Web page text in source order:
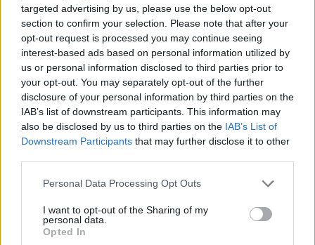
targeted advertising by us, please use the below opt-out
section to confirm your selection. Please note that after your
opt-out request is processed you may continue seeing
interest-based ads based on personal information utilized by
us or personal information disclosed to third parties prior to
your opt-out. You may separately opt-out of the further
disclosure of your personal information by third parties on the
IAB’s list of downstream participants. This information may
also be disclosed by us to third parties on the IAB’s List of
Downstream Participants that may further disclose it to other
Please note that this website/app uses one or more Google
not limited to your visit or usage behaviour. You may click to
grant or deny consent to Google and its third-party tags to
use your data for below specified purposes in below Google
Personal Data Processing Opt Outs
I want to opt-out of the Sharing of my
personal data.
Opted In
Προηγούμενο άρθρο
Λαδόπιτα Λευκάδος με
κανέλα της Αργυρώς
Μπαρμπαρίγου
Επόμενο άρθρο
Μηδενικές θερμίδες:
Λαχταριστό γλυκό ψυγείου με
βύσσινο – Έτοιμο σε
λιγότερο από 10 λεπτά!
ΠΕΡΙΣΣΟΤΕΡΑ ΑΠΟ ΤΟΝ ΔΗΜΙΟΥΡΓΟ